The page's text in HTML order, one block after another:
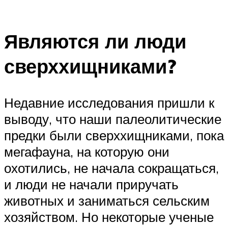
Являются ли люди
сверххищниками?
Недавние исследования пришли к
выводу, что наши палеолитические
предки были сверххищниками, пока
мегафауна, на которую они
охотились, не начала сокращаться,
и люди не начали приручать
животных и заниматься сельским
хозяйством. Но некоторые ученые